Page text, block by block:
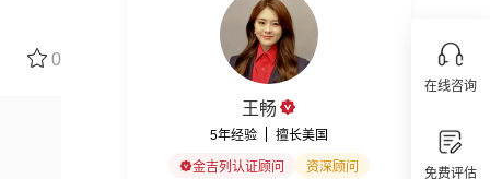
在线咨询
免费评估
0
王畅
5年经验 擅长美国
金吉列认证顾问 资深顾问